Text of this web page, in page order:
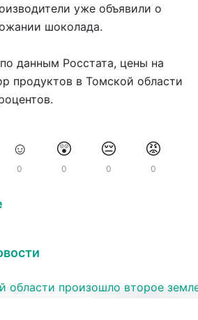
уже объявили о
шоколада.
данным Росстата, цены на
продуктов в Томской области
☺️
0
😲
0
😔
0
😡
0